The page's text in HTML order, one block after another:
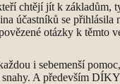
chtějí jít k základům,
účastníků se
otázky k těmto
i sebemenší
A především